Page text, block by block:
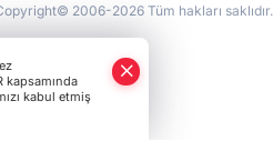
2006-2026 Tüm hakları saklıdır.
kapsamında
kabul etmiş